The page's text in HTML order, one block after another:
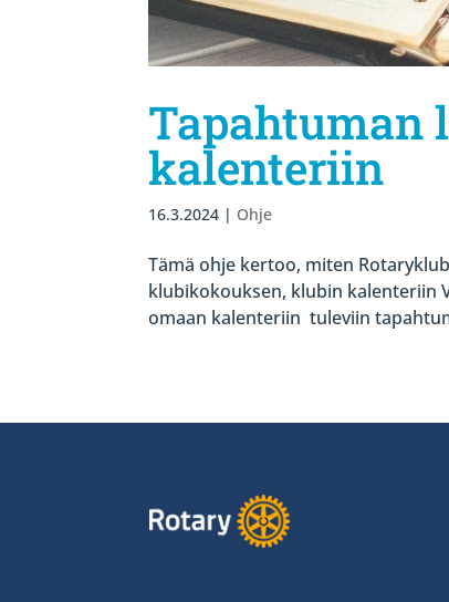
Tapahtuman
kalenteriin
16.3.2024 | Ohje
Tämä ohje kertoo, miten
klubikokouksen, klubin kalenteriin
omaan kalenteriin tuleviin